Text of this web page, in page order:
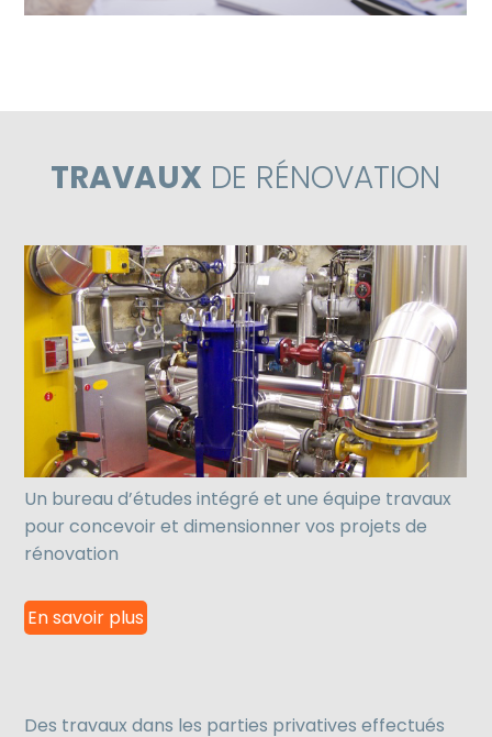
TRAVAUX DE RÉNOVATION
Un bureau d’études intégré et une équipe travaux
pour concevoir et dimensionner vos projets de
rénovation
En savoir plus
Des travaux dans les parties privatives effectués